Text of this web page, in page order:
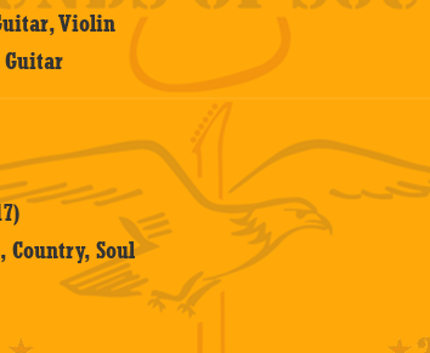
Violin
Guitar
Country, Soul